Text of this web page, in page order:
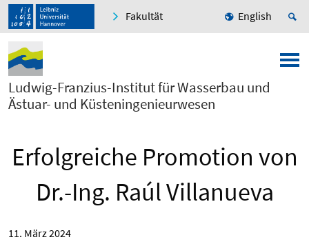
Fakultät English
Ludwig-Franzius-Institut für Wasserbau und
Ästuar- und Küsteningenieurwesen
Erfolgreiche Promotion von
Dr.-Ing. Raúl Villanueva
11. März 2024